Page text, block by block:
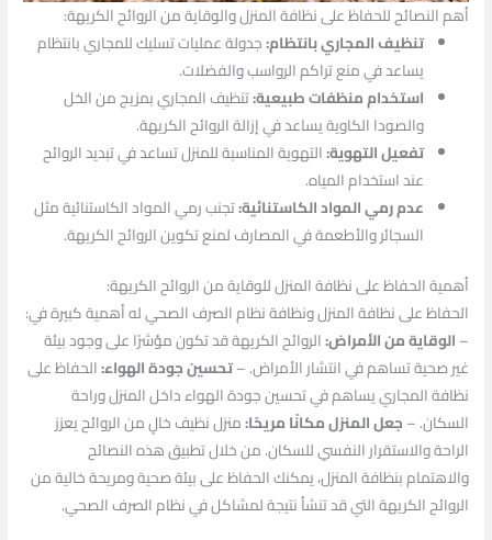
أهم النصائح للحفاظ على نظافة المنزل والوقاية من الروائح الكريهة:
تنظيف المجاري بانتظام:جدولة عمليات تسليك للمجاري بانتظام
يساعد في منع تراكم الرواسب والفضلات.
استخدام منظفات طبيعية:تنظيف المجاري بمزيج من الخل
والصودا الكاوية يساعد في إزالة الروائح الكريهة.
تفعيل التهوية:التهوية المناسبة للمنزل تساعد في تبديد الروائح
عند استخدام المياه.
عدم رمي المواد الكاستنائية:تجنب رمي المواد الكاستنائية مثل
السجائر والأطعمة في المصارف لمنع تكوين الروائح الكريهة.
أهمية الحفاظ على نظافة المنزل للوقاية من الروائح الكريهة:
الحفاظ على نظافة المنزل ونظافة نظام الصرف الصحي له أهمية كبيرة في:
–الوقاية من الأمراض:الروائح الكريهة قد تكون مؤشرًا على وجود بيئة
غير صحية تساهم في انتشار الأمراض. –تحسين جودة الهواء:الحفاظ على
نظافة المجاري يساهم في تحسين جودة الهواء داخل المنزل وراحة
السكان. –جعل المنزل مكانًا مريحًا:منزل نظيف خالٍ من الروائح يعزز
الراحة والاستقرار النفسي للسكان. من خلال تطبيق هذه النصائح
والاهتمام بنظافة المنزل، يمكنك الحفاظ على بيئة صحية ومريحة خالية من
الروائح الكريهة التي قد تنشأ نتيجة لمشاكل في نظام الصرف الصحي.